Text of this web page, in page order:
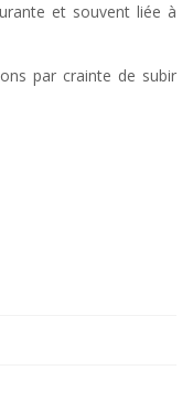
et souvent liée à
par crainte de subir